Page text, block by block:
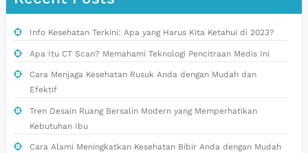
Info Kesehatan Terkini: Apa yang Harus Kita Ketahui di 2023?
Apa Itu CT Scan? Memahami Teknologi Pencitraan Medis Ini
Cara Menjaga Kesehatan Rusuk Anda dengan Mudah dan
Efektif
Tren Desain Ruang Bersalin Modern yang Memperhatikan
Kebutuhan Ibu
Cara Alami Meningkatkan Kesehatan Bibir Anda dengan Mudah